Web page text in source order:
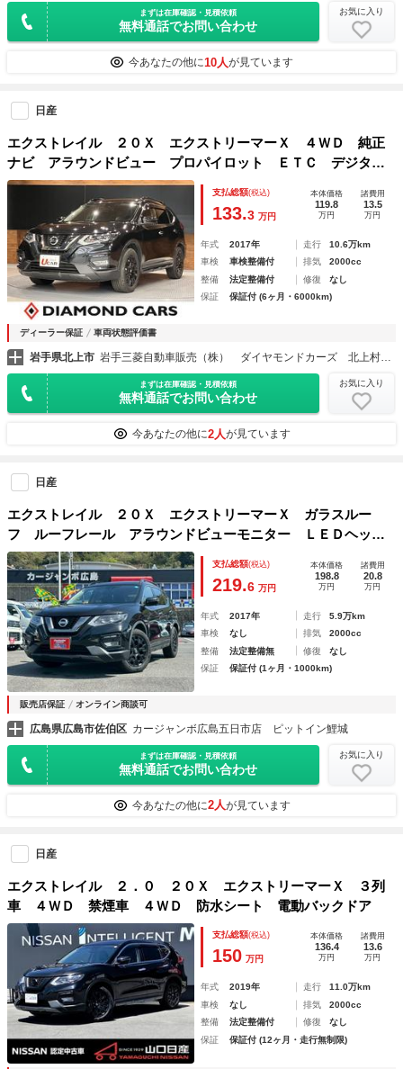
まずは在庫確認・見積依頼
無料通話でお問い合わせ
お気に入り
今あなたの他に10人が見ています
日産
エクストレイル ２０Ｘ エクストリーマーＸ ４ＷＤ 純正
ナビ アラウンドビュー プロパイロット ＥＴＣ デジタル
ルームミラー パーキングアシスト パーキングソナー ルー
フレール ヒルディセントコントロール ＬＥＤヘッドライ
ト 当社下取
支払総額(税込)
133.3 万円
本体価格
119.8
万円
諸費用
13.5
万円
年式 2017年 走行
10.6万km
車検
車検整備付 排気
2000cc
整備
法定整備付 修復
なし
保証
保証付 (6ヶ月・6000km)
ディーラー保証 車両状態評価書
岩手県北上市 岩手三菱自動車販売（株） ダイヤモンドカーズ 北上村崎野
まずは在庫確認・見積依頼
無料通話でお問い合わせ
お気に入り
今あなたの他に2人が見ています
日産
エクストレイル ２０Ｘ エクストリーマーＸ ガラスルー
フ ルーフレール アラウンドビューモニター ＬＥＤヘッド
ライト 純正１８インチアルミ インテリジェンスミラー フ
ルセグ ７人乗り パワーバックドア
支払総額(税込)
219.6 万円
本体価格
198.8
万円
諸費用
20.8
万円
年式 2017年 走行
5.9万km
車検
なし 排気
2000cc
整備
法定整備無 修復
なし
保証
保証付 (1ヶ月・1000km)
販売店保証 オンライン商談可
広島県広島市佐伯区 カージャンボ広島五日市店 ピットイン鯉城
まずは在庫確認・見積依頼
無料通話でお問い合わせ
お気に入り
今あなたの他に2人が見ています
日産
エクストレイル ２．０ ２０Ｘ エクストリーマーＸ ３列
車 ４ＷＤ 禁煙車 ４ＷＤ 防水シート 電動バックドア
支払総額(税込)
150 万円
本体価格
136.4
万円
諸費用
13.6
万円
年式 2019年 走行
11.0万km
車検
なし 排気
2000cc
整備
法定整備付 修復
なし
保証
保証付 (12ヶ月・走行無制限)